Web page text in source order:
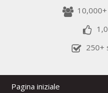
250+
Pagina iniziale